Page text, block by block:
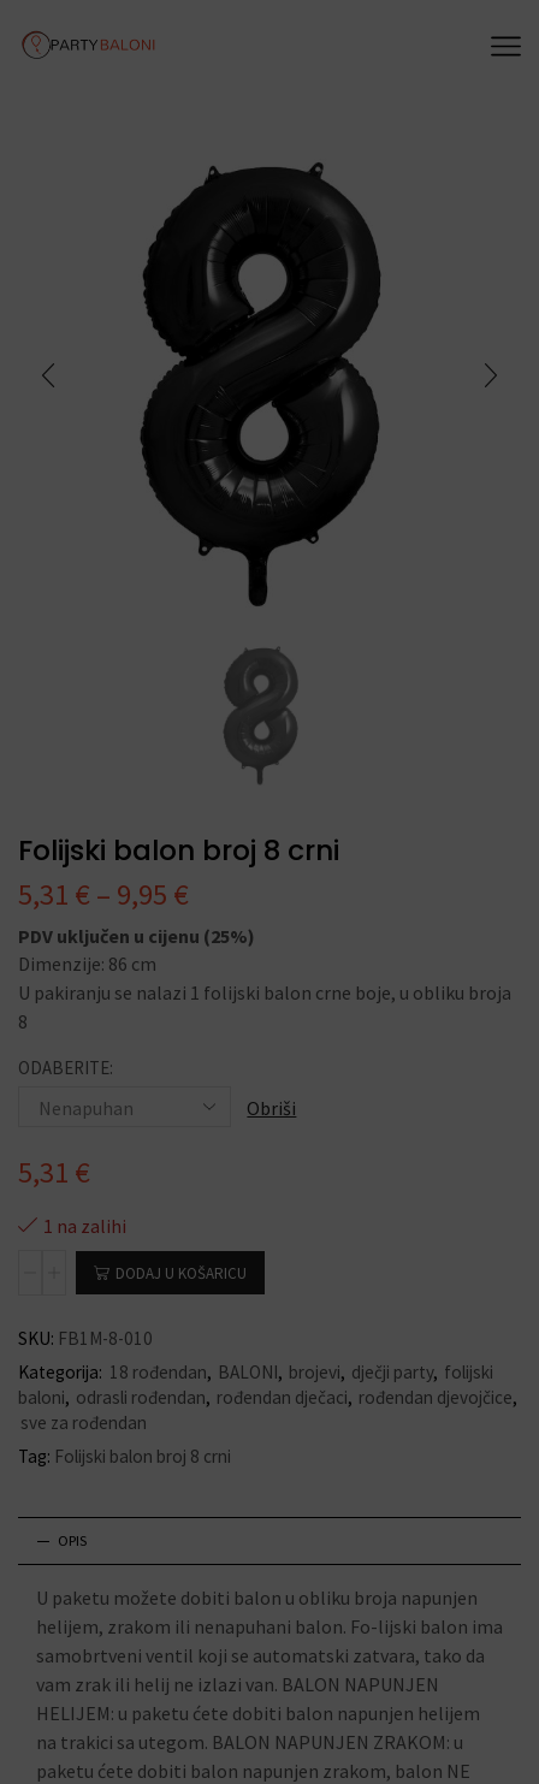
Folijski balon broj 8 crni
5,31 € – 9,95 €
PDV uključen u cijenu (25%)
Dimenzije: 86 cm
U pakiranju se nalazi 1 folijski balon crne boje, u obliku broja
8
ODABERITE:
Obriši
5,31 €
1 na zalihi
DODAJ U KOŠARICU
SKU: FB1M-8-010
Kategorija: 18 rođendan, BALONI, brojevi, dječji party, folijski
baloni, odrasli rođendan, rođendan dječaci, rođendan djevojčice,
sve za rođendan
Tag: Folijski balon broj 8 crni
OPIS
U paketu možete dobiti balon u obliku broja napunjen
helijem, zrakom ili nenapuhani balon. Fo-lijski balon ima
samobrtveni ventil koji se automatski zatvara, tako da
vam zrak ili helij ne izlazi van. BALON NAPUNJEN
HELIJEM: u paketu ćete dobiti balon napunjen helijem
na trakici sa utegom. BALON NAPUNJEN ZRAKOM: u
paketu ćete dobiti balon napunjen zrakom, balon NE